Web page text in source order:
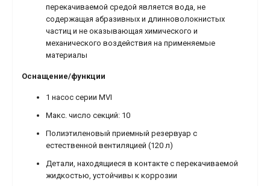
перекачиваемой средой является вода, не
содержащая абразивных и длинноволокнистых
частиц и не оказывающая химического и
механического воздействия на применяемые
материалы
Оснащение/функции
1 насос серии MVI
Макс. число секций: 10
Полиэтиленовый приемный резервуар с
естественной вентиляцией (120 л)
Детали, находящиеся в контакте с перекачиваемой
жидкостью, устойчивы к коррозии